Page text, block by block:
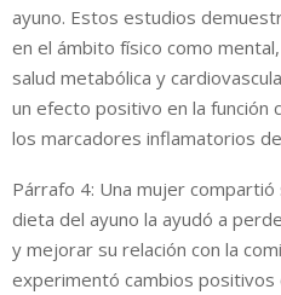
ayuno. Estos estudios
en el ámbito físico como
salud metabólica y
un efecto positivo en la función
los marcadores inflamatorios
Párrafo 4: Una mujer
dieta del ayuno la ayudó a
y mejorar su relación con la
experimentó cambios positivos